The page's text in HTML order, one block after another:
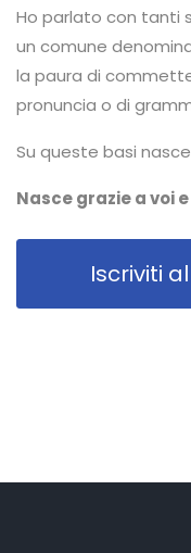
Ho parlato con tanti
un comune
la paura di
pronuncia o di
Su queste basi
Nasce grazie a voi
Iscriviti